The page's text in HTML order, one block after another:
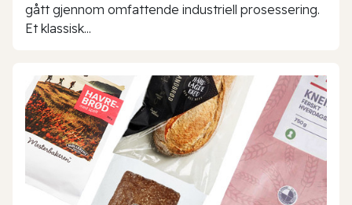
gått gjennom omfattende industriell prosessering.
Et klassisk...